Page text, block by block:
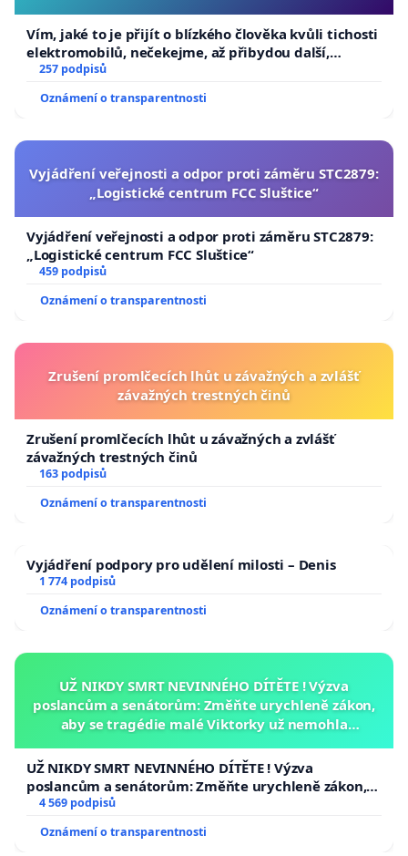
Vím, jaké to je přijít o blízkého člověka kvůli tichosti
elektromobilů, nečekejme, až přibydou další,
zaveďme slyšitelná auta!
257 podpisů
Oznámení o transparentnosti
Vyjádření veřejnosti a odpor proti záměru STC2879:
„Logistické centrum FCC Sluštice“
Vyjádření veřejnosti a odpor proti záměru STC2879:
„Logistické centrum FCC Sluštice“
459 podpisů
Oznámení o transparentnosti
Zrušení promlčecích lhůt u závažných a zvlášť
závažných trestných činů
Zrušení promlčecích lhůt u závažných a zvlášť
závažných trestných činů
163 podpisů
Oznámení o transparentnosti
Vyjádření podpory pro udělení milosti – Denis
1 774 podpisů
Oznámení o transparentnosti
UŽ NIKDY SMRT NEVINNÉHO DÍTĚTE ! Výzva
poslancům a senátorům: Změňte urychleně zákon,
aby se tragédie malé Viktorky už nemohla
UŽ NIKDY SMRT NEVINNÉHO DÍTĚTE ! Výzva
poslancům a senátorům: Změňte urychleně zákon,
aby se tragédie malé Viktorky už nemohla opakovat!
4 569 podpisů
Oznámení o transparentnosti